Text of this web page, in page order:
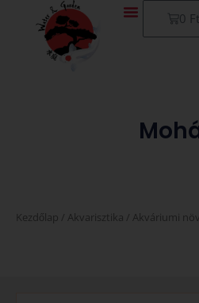
0 Ft
Kosár
Kezdőlap / Akvarisztika / Akváriumi